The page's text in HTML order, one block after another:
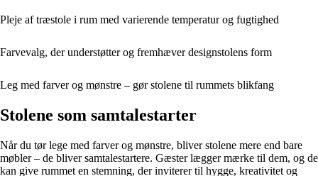
Pleje af træstole i rum med varierende temperatur og fugtighed
Farvevalg, der understøtter og fremhæver designstolens form
Leg med farver og mønstre – gør stolene til rummets blikfang
Stolene som samtalestarter
Når du tør lege med farver og mønstre, bliver stolene mere end bare
møbler – de bliver samtalestartere. Gæster lægger mærke til dem, og de
kan give rummet en stemning, der inviterer til hygge, kreativitet og